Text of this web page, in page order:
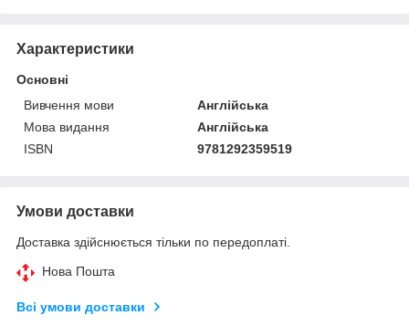
Характеристики
Основні
Вивчення мови
Англійська
Мова видання
Англійська
ISBN
9781292359519
Умови доставки
Доставка здійснюється тільки по передоплаті.
Нова Пошта
Всі умови доставки